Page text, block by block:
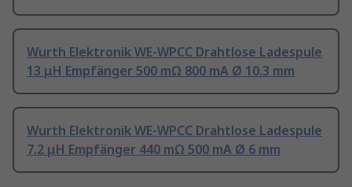
Wurth Elektronik WE-WPCC Drahtlose Ladespule
13 μH Empfänger 500 mΩ 800 mA Ø 10.3 mm
Wurth Elektronik WE-WPCC Drahtlose Ladespule
7.2 μH Empfänger 440 mΩ 500 mA Ø 6 mm